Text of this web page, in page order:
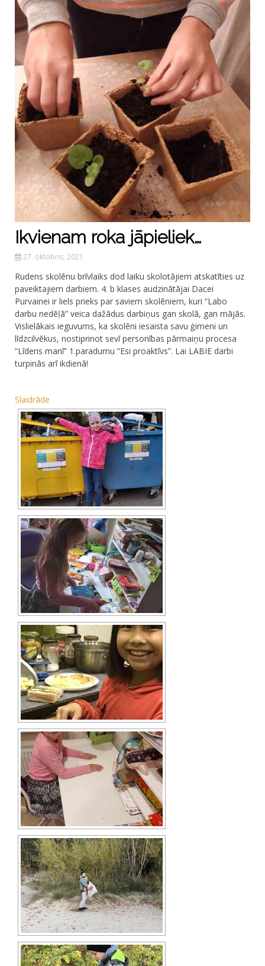
Ikvienam roka jāpieliek…
27. oktobris, 2021
Rudens skolēnu brīvlaiks dod laiku skolotājiem atskatīties uz
paveiktajiem darbiem. 4. b klases audzinātājai Dacei
Purvainei ir liels prieks par saviem skolēniem, kuri “Labo
darbu nedēļā” veica dažādus darbiņus gan skolā, gan mājās.
Vislielākais ieguvums, ka skolēni iesaista savu ģimeni un
līdzcilvēkus, nostiprinot sevī personības pārmaiņu procesa
“Līderis manī” 1.paradumu “Esi proaktīvs”. Lai LABIE darbi
turpinās arī ikdienā!
Slaidrāde